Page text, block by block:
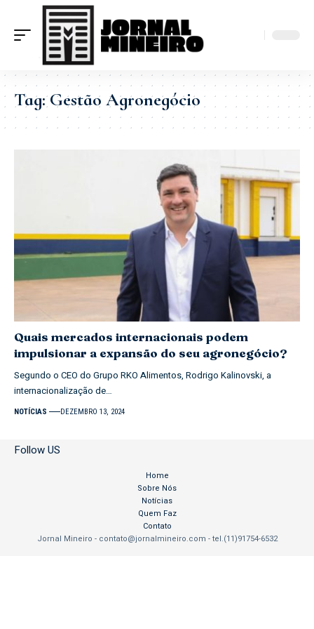
Tag:Gestão Agronegócio
Quais mercados internacionais podem
impulsionar a expansão do seu agronegócio?
Segundo o CEO do Grupo RKO Alimentos, Rodrigo Kalinovski, a
internacionalização de…
NOTÍCIAS DEZEMBRO 13, 2024
Follow US
Jornal Mineiro - contato@jornalmineiro.com - tel.(11)91754-6532
Home
Sobre Nós
Notícias
Quem Faz
Contato